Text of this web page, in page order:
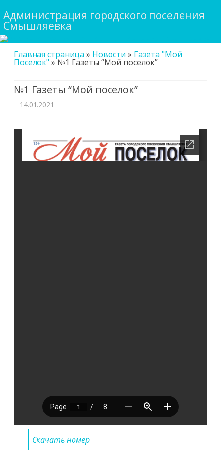
Администрация городского поселения
Смышляевка
to
content
Главная страница » Новости » Газета "Мой
Поселок" »№1 Газеты “Мой поселок”
№1 Газеты “Мой поселок”
14.01.2021
Скачать номер